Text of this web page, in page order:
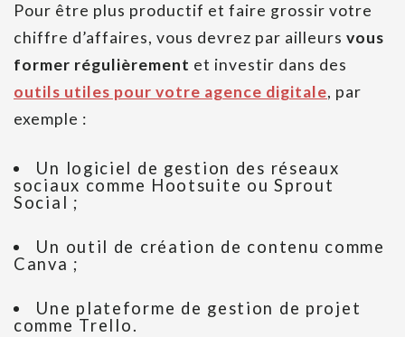
Pour être plus productif et faire grossir votre
chiffre d’affaires, vous devrez par ailleurs vous
former régulièrement et investir dans des
outils utiles pour votre agence digitale, par
exemple :
Un logiciel de gestion des réseaux
sociaux comme Hootsuite ou Sprout
Social ;
Un outil de création de contenu comme
Canva ;
Une plateforme de gestion de projet
comme Trello.